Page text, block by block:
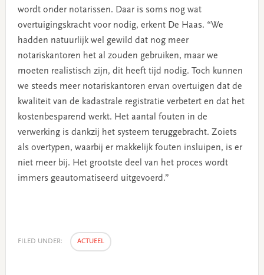
wordt onder notarissen. Daar is soms nog wat
overtuigingskracht voor nodig, erkent De Haas. “We
hadden natuurlijk wel gewild dat nog meer
notariskantoren het al zouden gebruiken, maar we
moeten realistisch zijn, dit heeft tijd nodig. Toch kunnen
we steeds meer notariskantoren ervan overtuigen dat de
kwaliteit van de kadastrale registratie verbetert en dat het
kostenbesparend werkt. Het aantal fouten in de
verwerking is dankzij het systeem teruggebracht. Zoiets
als overtypen, waarbij er makkelijk fouten insluipen, is er
niet meer bij. Het grootste deel van het proces wordt
immers geautomatiseerd uitgevoerd.”
FILED UNDER: ACTUEEL